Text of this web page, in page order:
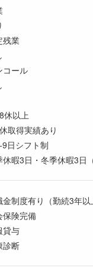
残業
コール
休以上
取得実績あり
9日シフト制
休暇3日・冬季休暇3日
金制度有り（勤続3年以
保険完備
貸与
診断